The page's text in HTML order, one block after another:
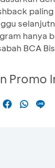
hanya
BCA
Promo